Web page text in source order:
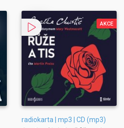
AKCE
radiokarta | mp3 | CD (mp3)